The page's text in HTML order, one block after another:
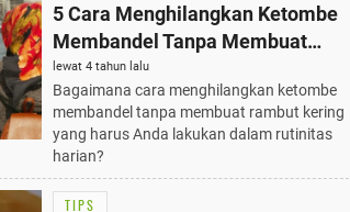
5 Cara Menghilangkan Ketombe
Membandel Tanpa Membuat
Rambut Kering
lewat 4 tahun lalu
Bagaimana cara menghilangkan ketombe
membandel tanpa membuat rambut kering
yang harus Anda lakukan dalam rutinitas
harian?
TIPS